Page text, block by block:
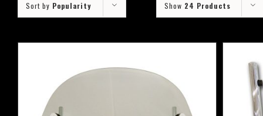
Sort by Popularity Show 24 Products